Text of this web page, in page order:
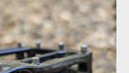
s nekompromisním
s nekompromisním